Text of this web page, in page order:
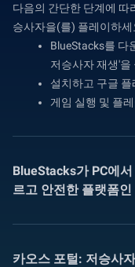
다음의 간단한 단계에 따
승사자을(를) 플레이하세
BlueStacks를 다
저승사자 재생'을
설치하고 구글
게임 실행 및 플
BlueStacks가 PC에
르고 안전한 플랫폼
카오스 포털: 저승사